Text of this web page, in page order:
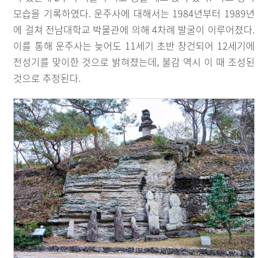
모습을 기록하였다. 운주사에 대해서는 1984년부터 1989년
에 걸쳐 전남대학교 박물관에 의해 4차례 발굴이 이루어졌다.
이를 통해 운주사는 늦어도 11세기 초반 창건되어 12세기에
전성기를 맞이한 것으로 밝혀졌는데, 불감 역시 이 때 조성된
것으로 추정된다.